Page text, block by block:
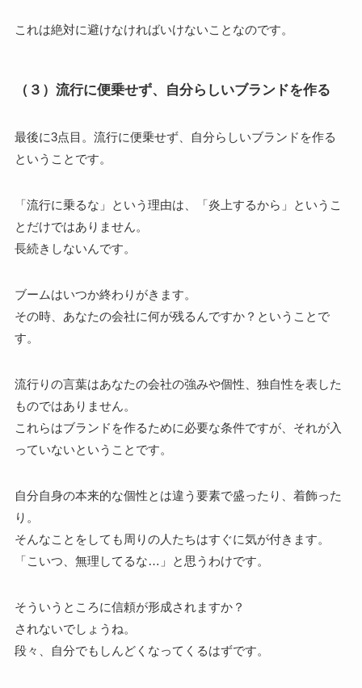
これは絶対に避けなければいけないことなのです。
（３）流行に便乗せず、自分らしいブランドを作る
最後に3点目。流行に便乗せず、自分らしいブランドを作る
ということです。
「流行に乗るな」という理由は、「炎上するから」というこ
とだけではありません。
長続きしないんです。
ブームはいつか終わりがきます。
その時、あなたの会社に何が残るんですか？ということで
す。
流行りの言葉はあなたの会社の強みや個性、独自性を表した
ものではありません。
これらはブランドを作るために必要な条件ですが、それが入
っていないということです。
自分自身の本来的な個性とは違う要素で盛ったり、着飾った
り。
そんなことをしても周りの人たちはすぐに気が付きます。
「こいつ、無理してるな…」と思うわけです。
そういうところに信頼が形成されますか？
されないでしょうね。
段々、自分でもしんどくなってくるはずです。